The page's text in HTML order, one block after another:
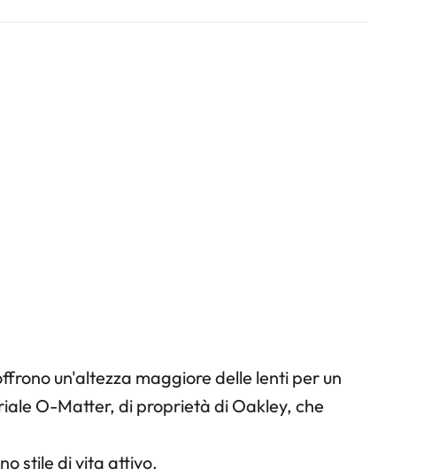
un'altezza maggiore delle lenti per un
O-Matter, di proprietà di Oakley, che
stile di vita attivo.